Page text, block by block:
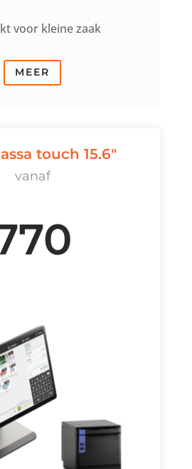
voor kleine zaak
MEER
touch 15.6"
vanaf